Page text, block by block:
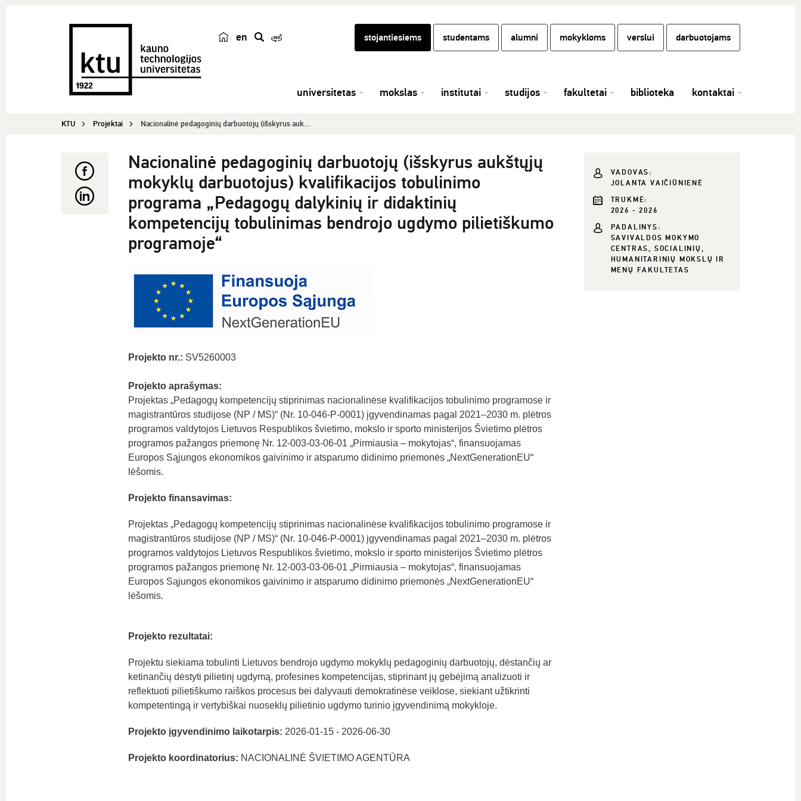
en
k
stojantiesiems studentams alumni mokykloms verslui darbuotojams
universitetas mokslas institutai studijos fakultetai biblioteka kontaktai
KTU Projektai Nacionalinė pedagoginių darbuotojų (išskyrus auk...
Nacionalinė pedagoginių darbuotojų (išskyrus aukštųjų
mokyklų darbuotojus) kvalifikacijos tobulinimo
programa „Pedagogų dalykinių ir didaktinių
kompetencijų tobulinimas bendrojo ugdymo pilietiškumo
programoje“
Projekto nr.: SV5260003
Projekto aprašymas:
Projektas „Pedagogų kompetencijų stiprinimas nacionalinėse kvalifikacijos tobulinimo programose ir
magistrantūros studijose (NP / MS)“ (Nr. 10-046-P-0001) įgyvendinamas pagal 2021–2030 m. plėtros
programos valdytojos Lietuvos Respublikos švietimo, mokslo ir sporto ministerijos Švietimo plėtros
programos pažangos priemonę Nr. 12-003-03-06-01 „Pirmiausia – mokytojas“, finansuojamas
Europos Sąjungos ekonomikos gaivinimo ir atsparumo didinimo priemonės „NextGenerationEU“
lėšomis.
Projekto finansavimas:
Projektas „Pedagogų kompetencijų stiprinimas nacionalinėse kvalifikacijos tobulinimo programose ir
magistrantūros studijose (NP / MS)“ (Nr. 10-046-P-0001) įgyvendinamas pagal 2021–2030 m. plėtros
programos valdytojos Lietuvos Respublikos švietimo, mokslo ir sporto ministerijos Švietimo plėtros
programos pažangos priemonę Nr. 12-003-03-06-01 „Pirmiausia – mokytojas“, finansuojamas
Europos Sąjungos ekonomikos gaivinimo ir atsparumo didinimo priemonės „NextGenerationEU“
lėšomis.
Projekto rezultatai:
Projektu siekiama tobulinti Lietuvos bendrojo ugdymo mokyklų pedagoginių darbuotojų, dėstančių ar
ketinančių dėstyti pilietinį ugdymą, profesines kompetencijas, stiprinant jų gebėjimą analizuoti ir
reflektuoti pilietiškumo raiškos procesus bei dalyvauti demokratinėse veiklose, siekiant užtikrinti
kompetentingą ir vertybiškai nuoseklų pilietinio ugdymo turinio įgyvendinimą mokykloje.
Projekto įgyvendinimo laikotarpis: 2026-01-15 - 2026-06-30
Projekto koordinatorius: NACIONALINĖ ŠVIETIMO AGENTŪRA
VADOVAS:
JOLANTA VAIČIŪNIENĖ
TRUKMĖ:
2026 - 2026
PADALINYS:
SAVIVALDOS MOKYMO
CENTRAS, SOCIALINIŲ,
HUMANITARINIŲ MOKSLŲ IR
MENŲ FAKULTETAS